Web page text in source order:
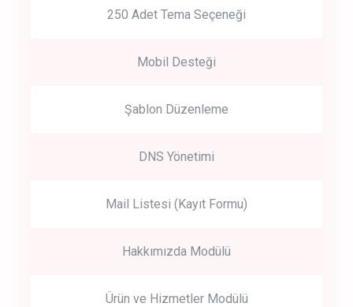
250 Adet Tema Seçeneği
Mobil Desteği
Şablon Düzenleme
DNS Yönetimi
Mail Listesi (Kayıt Formu)
Hakkımızda Modülü
Ürün ve Hizmetler Modülü